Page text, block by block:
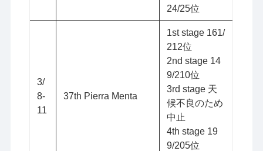
24/25位
3/
8-
11
37th Pierra Menta
1st stage 161/
212位
2nd stage 14
9/210位
3rd stage 天
候不良のため
中止
4th stage 19
9/205位